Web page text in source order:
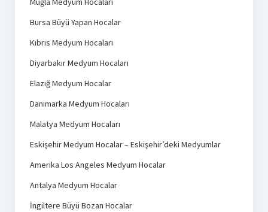
Bursa Büyü Yapan Hocalar
Kıbrıs Medyum Hocaları
Diyarbakır Medyum Hocaları
Elazığ Medyum Hocalar
Danimarka Medyum Hocaları
Malatya Medyum Hocaları
Eskişehir Medyum Hocalar – Eskişehir’deki Medyumlar
Amerika Los Angeles Medyum Hocalar
Antalya Medyum Hocalar
İngiltere Büyü Bozan Hocalar